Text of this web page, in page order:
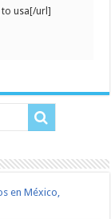
usa[/url]
en México,